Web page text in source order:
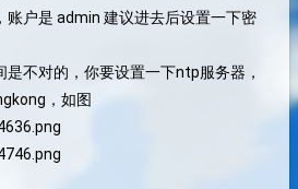
账户是 admin 建议进去后设置一下密
是不对的，你要设置一下ntp服务器，
，如图